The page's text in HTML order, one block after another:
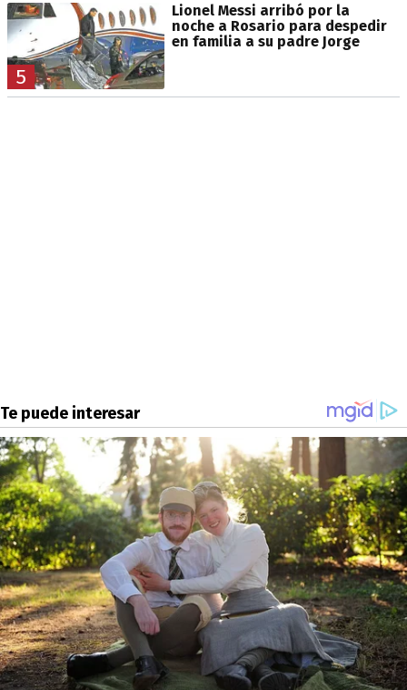
5
Lionel Messi arribó por la
noche a Rosario para despedir
en familia a su padre Jorge